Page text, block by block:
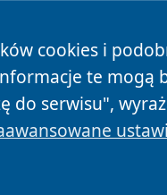
cookies i
te mogą
do serwisu",